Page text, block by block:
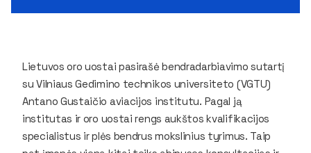
Lietuvos oro uostai pasirašė bendradarbiavimo sutartį
su Vilniaus Gedimino technikos universiteto (VGTU)
Antano Gustaičio aviacijos institutu. Pagal ją
institutas ir oro uostai rengs aukštos kvalifikacijos
specialistus ir plės bendrus mokslinius tyrimus. Taip